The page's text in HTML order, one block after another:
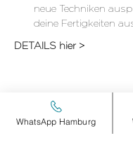
neue Techniken
deine Fertigkeiten
DETAILS hier >
Diese
WhatsApp Hamburg